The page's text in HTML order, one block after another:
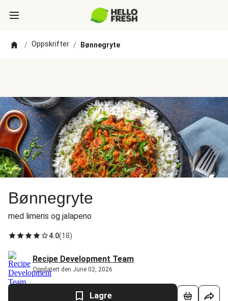
/ Oppskrifter / Bønnegryte
Bønnegryte
med limeris og jalapeno
4.0(18)
Recipe Development Team
Oppdatert den June 02, 2026
Lagre